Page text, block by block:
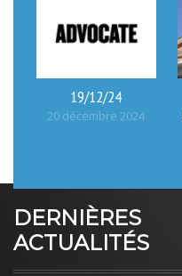
19/12/24
20 décembre 2024
DERNIÈRES
ACTUALITÉS